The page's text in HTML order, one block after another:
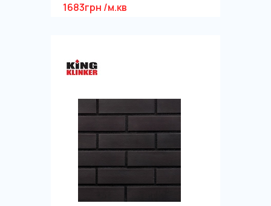
1683грн /м.кв